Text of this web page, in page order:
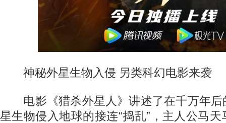
神秘外星生物入侵 另类科幻电影来袭
电影《猎杀外星人》讲述了在千万年后
星生物侵入地球的接连“捣乱”，主人公马